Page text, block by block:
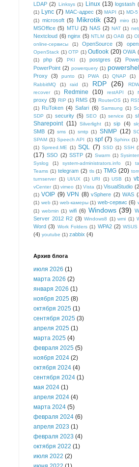
LDAP (2) Linksys (1) Linux (13) logstash
(1) Lync (7) MAC-адрес (3) MAPI (1) MD-5
(1) microsoft (5) Mikrotik (32) miro (1)
MSOffice (5) MTU (2) NAS (2) NAT (1)
Nextcloud (6) nginx (5) NTLM (1) OAB (1)
online-сервисы
(1) OpenSource (3)
OpenStack (1) OTP (1) Outlook (20) OWA
(1)
php (2) PKI (1) postgres (2)
PowerPoint (2) powerquery (1)
Proxy (3) punto (1) PWA (1) QNAP (1)
RabbitMQ (1) raid (1) RDP (26)
recover
(1) Redmine (10) restAPI (1)
proxy (3) RIP (1) RMS (3) RouterOS (1)
(1) RuToken (4) Safari (6) Samsung (1)
SDP (1) security (5) SEO (1) service (1)
Sharepoint (11) Silverlight (1) sip (4)
SMB (2) sms (1) smtp (1) SNMP (12)
SPAM (1) Speech API (1) spf (7) Sphinx (1)
(1) Spreed.ME (1) SQL (7) SSD (1) SSH
(17) SSO (2) SSTP (2) Swarm (1)
Syslog
(1) system-administrators.info (1)
Teams (1) telegram (2) tls (1) TMG (20)
turnserver (1) UI/UX (1) URI (1) USB (1)
vCenter (1) vimeo (1) Vista (1) VisualStudio
(1) VOIP (9) VPN (8) vSphere (2) WAS
(1) web (1) web-камеры (1) web-сервис (6)
(1) webmin (1) wifi (6) Windows (39)
Server 2012 R2 (3) Windows8 (1) wmi (1)
Word (3) Work Folders (1) WPA2 (2) WSUS
(4) youtube (1) zabbix (4)
Архив блога
июля 2026 (1)
марта 2026 (2)
января 2026 (1)
ноября 2025 (8)
октября 2025 (1)
сентября 2025 (3)
апреля 2025 (1)
марта 2025 (4)
февраля 2025 (5)
ноября 2024 (2)
октября 2024 (4)
сентября 2024 (1)
мая 2024 (1)
апреля 2024 (4)
марта 2024 (5)
февраля 2024 (6)
апреля 2023 (1)
февраля 2023 (4)
октября 2022 (1)
июля 2022 (2)